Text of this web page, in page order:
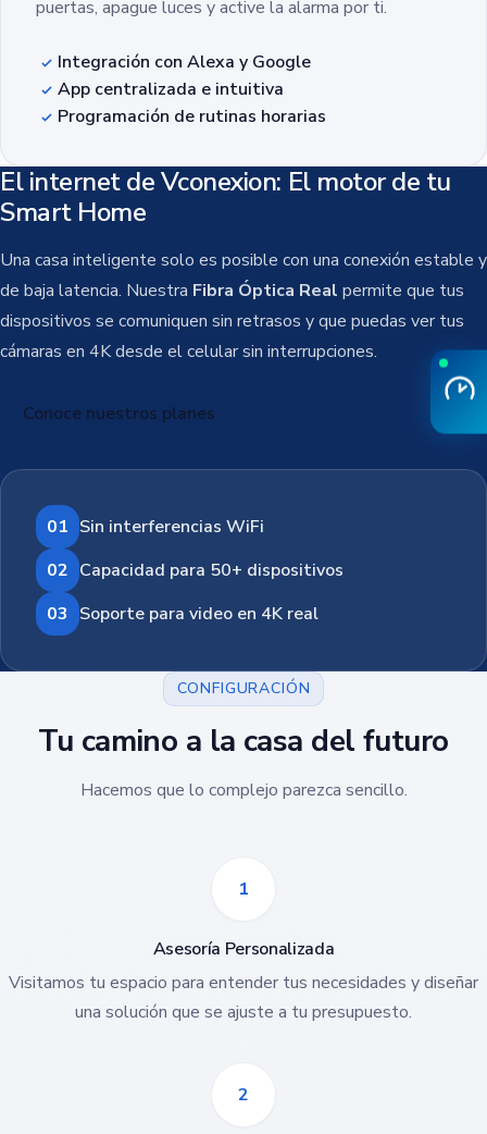
puertas, apague luces y active la alarma por ti.
Integración con Alexa y Google
App centralizada e intuitiva
Programación de rutinas horarias
El internet de Vconexion: El motor de tu
Smart Home
Una casa inteligente solo es posible con una conexión estable y
de baja latencia. Nuestra Fibra Óptica Real permite que tus
dispositivos se comuniquen sin retrasos y que puedas ver tus
cámaras en 4K desde el celular sin interrupciones.
Conoce nuestros planes
01 Sin interferencias WiFi
02 Capacidad para 50+ dispositivos
03 Soporte para video en 4K real
CONFIGURACIÓN
Tu camino a la casa del futuro
Hacemos que lo complejo parezca sencillo.
1
Asesoría Personalizada
Visitamos tu espacio para entender tus necesidades y diseñar
una solución que se ajuste a tu presupuesto.
2